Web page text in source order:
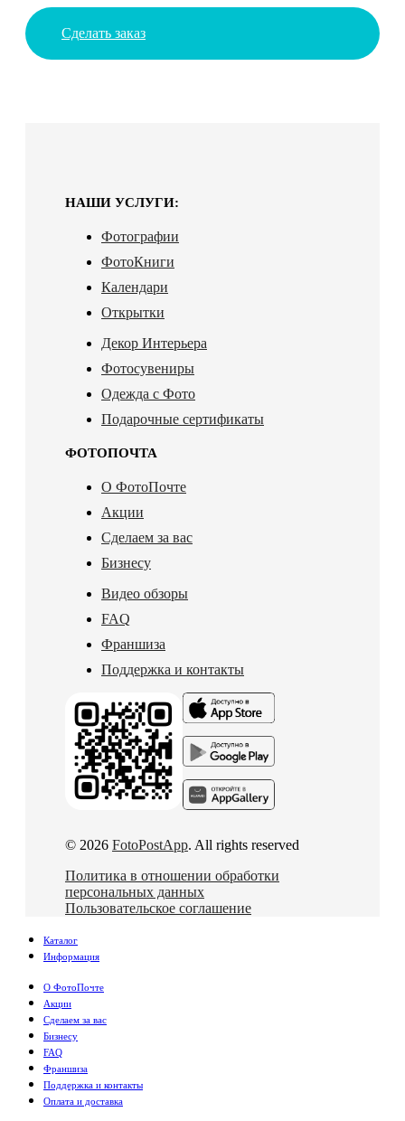
Сделать заказ
НАШИ УСЛУГИ:
Фотографии
ФотоКниги
Календари
Открытки
Декор Интерьера
Фотосувениры
Одежда с Фото
Подарочные сертификаты
ФОТОПОЧТА
О ФотоПочте
Акции
Сделаем за вас
Бизнесу
Видео обзоры
FAQ
Франшиза
Поддержка и контакты
© 2026 FotoPostApp. All rights reserved
Политика в отношении обработки
персональных данных
Пользовательское соглашение
Каталог
Информация
О ФотоПочте
Акции
Сделаем за вас
Бизнесу
FAQ
Франшиза
Поддержка и контакты
Оплата и доставка